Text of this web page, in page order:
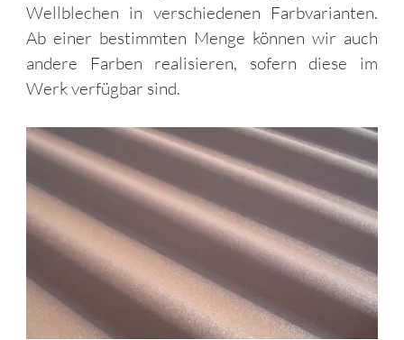
Wellblechen in verschiedenen Farbvarianten.
Ab einer bestimmten Menge können wir auch
andere Farben realisieren, sofern diese im
Werk verfügbar sind.